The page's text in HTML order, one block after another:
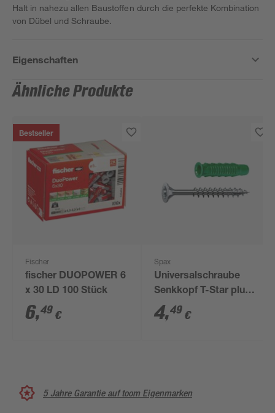
Halt in nahezu allen Baustoffen durch die perfekte Kombination
von Dübel und Schraube.
Eigenschaften
Ähnliche Produkte
Bestseller
Fischer
fischer DUOPOWER 6
x 30 LD 100 Stück
6,49 €
Spax
Universalschraube
Senkkopf T-Star plus
T20 Stahl Ø 4,5 x 45
mm inkl. Dübel Typ-
4,49 €
5 Jahre Garantie auf toom Eigenmarken